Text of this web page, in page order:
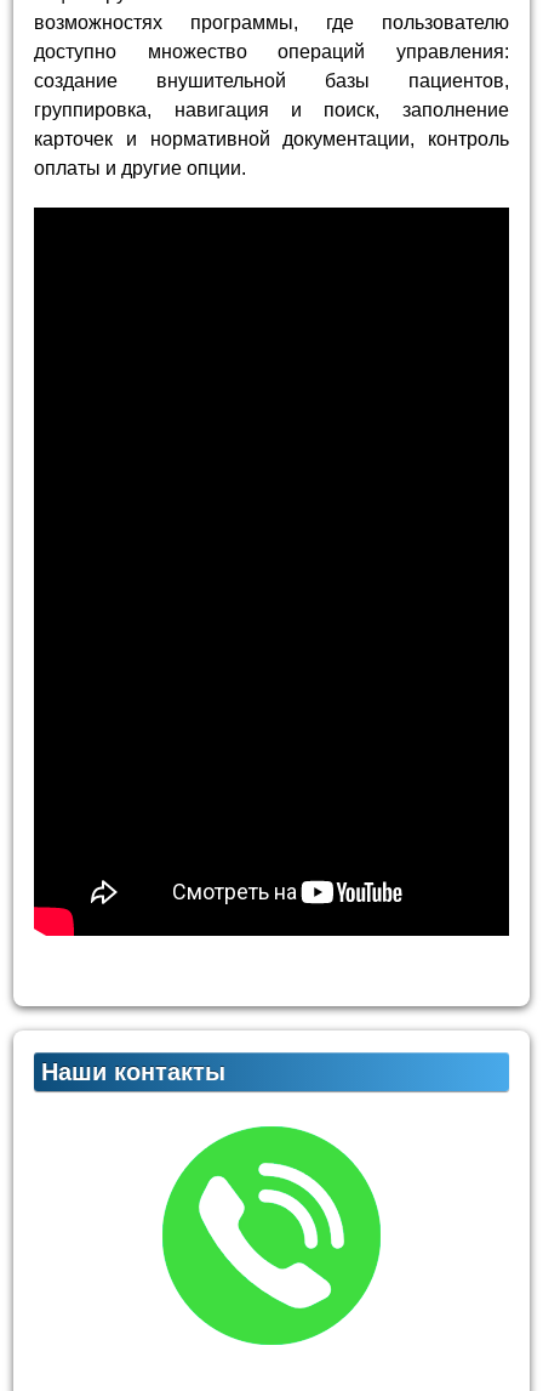
возможностях программы, где пользователю
доступно множество операций управления:
создание внушительной базы пациентов,
группировка, навигация и поиск, заполнение
карточек и нормативной документации, контроль
оплаты и другие опции.
Наши контакты